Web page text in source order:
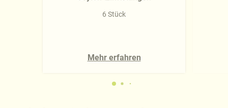
6 Stück
Mehr erfahren